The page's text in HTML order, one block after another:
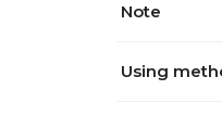
Note
Using